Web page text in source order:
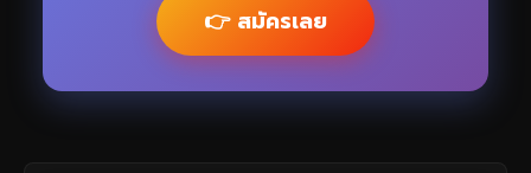
👉 สมัครเลย